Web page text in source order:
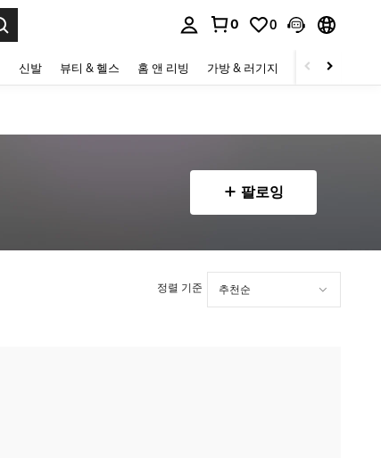
0 0
신발 뷰티 & 헬스 홈 앤 리빙 가방 & 러기지 스포츠 & 아웃
팔로잉
정렬 기준